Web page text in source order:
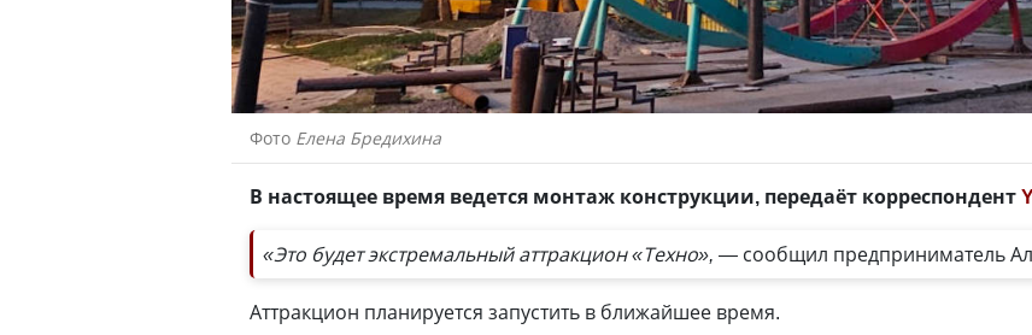
Фото Елена Бредихина
В настоящее время ведется монтаж конструкции, передаёт корреспондент
«Это будет экстремальный аттракцион «Техно», — сообщил предприниматель
Аттракцион планируется запустить в ближайшее время.